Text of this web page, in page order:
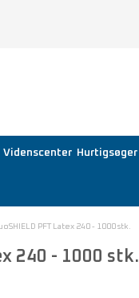
Videnscenter Hurtigsøger
PFT Latex 240 - 1000 stk.
240 - 1000 stk.